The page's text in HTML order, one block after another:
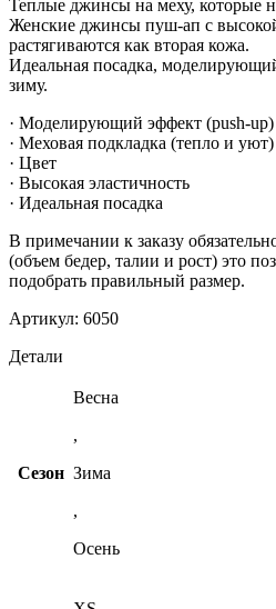
Теплые джинсы на меху, которые
Женские джинсы пуш-ап с
растягиваются как вторая кожа.
Идеальная посадка,
зиму.
· Моделирующий эффект (push-up)
· Меховая подкладка (тепло и уют)
· Цвет
· Высокая эластичность
· Идеальная посадка
В примечании к заказу
(объем бедер, талии и рост) это
подобрать правильный размер.
Артикул: 6050
Детали
Сезон
Весна
,
Зима
,
Осень